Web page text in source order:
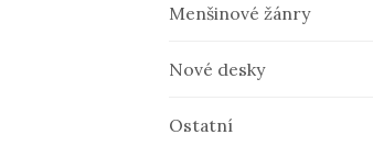
Menšinové žánry
Nové desky
Ostatní